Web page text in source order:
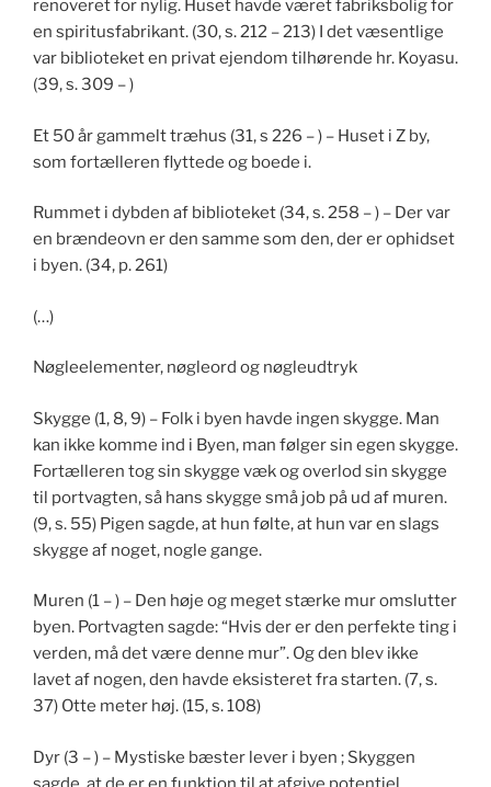
renoveret for nylig. Huset havde været fabriksbolig for
en spiritusfabrikant. (30, s. 212 – 213) I det væsentlige
var biblioteket en privat ejendom tilhørende hr. Koyasu.
(39, s. 309 – )
Et 50 år gammelt træhus (31, s 226 – ) – Huset i Z by,
som fortælleren flyttede og boede i.
Rummet i dybden af biblioteket (34, s. 258 – ) – Der var
en brændeovn er den samme som den, der er ophidset
i byen. (34, p. 261)
(…)
Nøgleelementer, nøgleord og nøgleudtryk
Skygge (1, 8, 9) – Folk i byen havde ingen skygge. Man
kan ikke komme ind i Byen, man følger sin egen skygge.
Fortælleren tog sin skygge væk og overlod sin skygge
til portvagten, så hans skygge små job på ud af muren.
(9, s. 55) Pigen sagde, at hun følte, at hun var en slags
skygge af noget, nogle gange.
Muren (1 – ) – Den høje og meget stærke mur omslutter
byen. Portvagten sagde: “Hvis der er den perfekte ting i
verden, må det være denne mur”. Og den blev ikke
lavet af nogen, den havde eksisteret fra starten. (7, s.
37) Otte meter høj. (15, s. 108)
Dyr (3 – ) – Mystiske bæster lever i byen ; Skyggen